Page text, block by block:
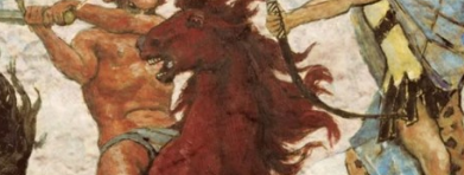
Breed Apart
SEPULTURA
13:24